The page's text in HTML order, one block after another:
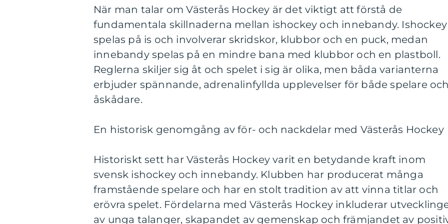
När man talar om Västerås Hockey är det viktigt att förstå de
fundamentala skillnaderna mellan ishockey och innebandy. Ishockey
spelas på is och involverar skridskor, klubbor och en puck, medan
innebandy spelas på en mindre bana med klubbor och en plastboll.
Reglerna skiljer sig åt och spelet i sig är olika, men båda varianterna
erbjuder spännande, adrenalinfyllda upplevelser för både spelare och
åskådare.
En historisk genomgång av för- och nackdelar med Västerås Hockey
Historiskt sett har Västerås Hockey varit en betydande kraft inom
svensk ishockey och innebandy. Klubben har producerat många
framstående spelare och har en stolt tradition av att vinna titlar och
erövra spelet. Fördelarna med Västerås Hockey inkluderar
av unga talanger, skapandet av gemenskap och främjandet av